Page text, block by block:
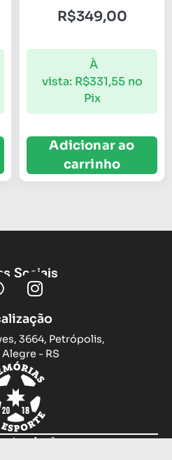
R$349,00
À
vista: R$331,55 no
Pix
Adicionar ao
carrinho
Sociais
3664, Petrópolis,
- RS
devoluções